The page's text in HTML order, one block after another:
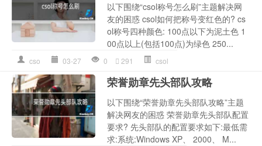
以下围绕“csol称号怎么刷”主题解决网
友的困惑 csol如何把称号变红色的? cs
ol称号四种颜色: 100点以下为泥土色 1
00点以上(包括100点)为绿色 250...
cso 03-27 0 291 csol
荣誉勋章先头部队攻略
以下围绕“荣誉勋章先头部队攻略”主题
解决网友的困惑 荣誉勋章先头部队配置
要求? 先头部队的配置要求如下:最低需
求:系统:Windows XP、 2000、 M...